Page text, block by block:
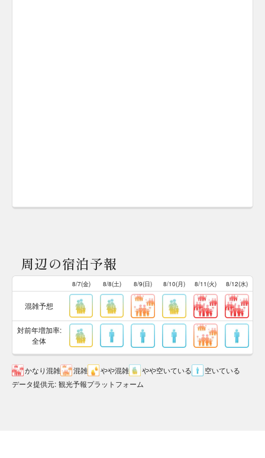
周辺の宿泊予報
8/7(金) 8/8(土) 8/9(日) 8/10(月) 8/11(火) 8/12(水)
混雑予想
対前年増加率:
全体
かなり混雑 混雑 やや混雑 やや空いている
空いている
データ提供元: 観光予報プラットフォーム